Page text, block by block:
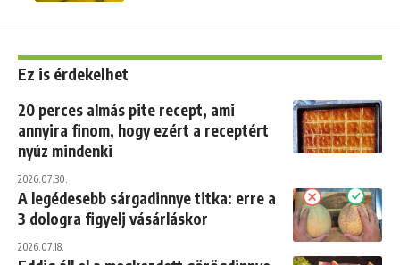
Ez is érdekelhet
20 perces almás pite recept, ami
annyira finom, hogy ezért a receptért
nyúz mindenki
2026.07.30.
A legédesebb sárgadinnye titka: erre a
3 dologra figyelj vásárláskor
2026.07.18.